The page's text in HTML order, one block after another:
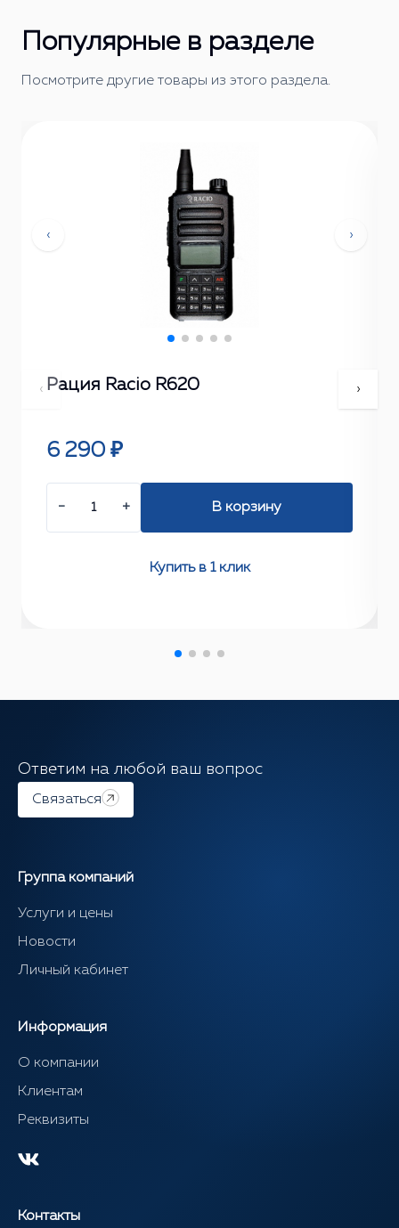
Популярные в разделе
Посмотрите другие товары из этого раздела.
‹ ›
Рация Racio R620
6 290 ₽
− + В корзину
Купить в 1 клик
‹ ›
Ответим на любой ваш вопрос
Связаться
Группа компаний
Услуги и цены
Новости
Личный кабинет
Информация
О компании
Клиентам
Реквизиты
Контакты